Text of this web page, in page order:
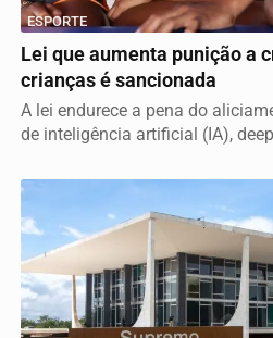
ESPORTE
Lei que aumenta punição a
crianças é sancionada
A lei endurece a pena do
de inteligência artificial (IA),